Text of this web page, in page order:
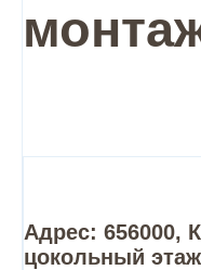
Адрес: 656000,
цокольный этаж